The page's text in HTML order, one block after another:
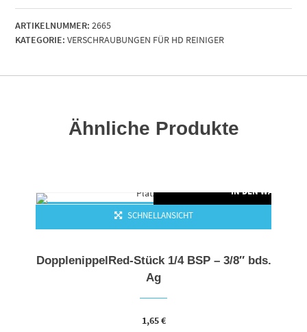
für
Filtertasse
10"
ARTIKELNUMMER: 2665
KATEGORIE: VERSCHRAUBUNGEN FÜR HD REINIGER
Ähnliche Produkte
IN DEN
SCHNELLANSICHT
DopplenippelRed-Stück 1/4 BSP – 3/8″ bds.
Ag
1,65€